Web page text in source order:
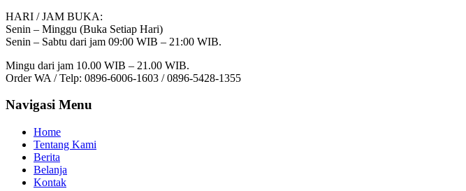
HARI / JAM BUKA:
Senin – Minggu (Buka Setiap Hari)
Senin – Sabtu dari jam 09:00 WIB – 21:00 WIB.
Mingu dari jam 10.00 WIB – 21.00 WIB.
Order WA / Telp: 0896-6006-1603 / 0896-5428-1355
Navigasi Menu
Home
Tentang Kami
Berita
Belanja
Kontak